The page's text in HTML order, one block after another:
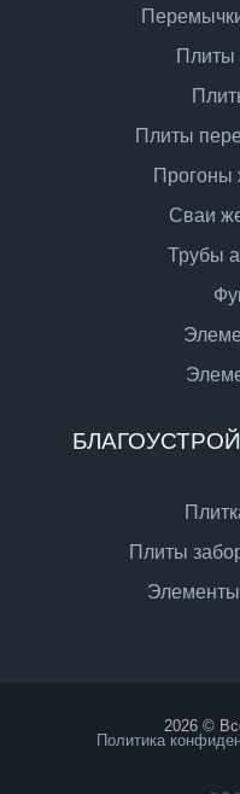
Плиты
Плиты
Прогоны
Сваи
Трубы
Плиты
Элементы
2026 ©
Политика